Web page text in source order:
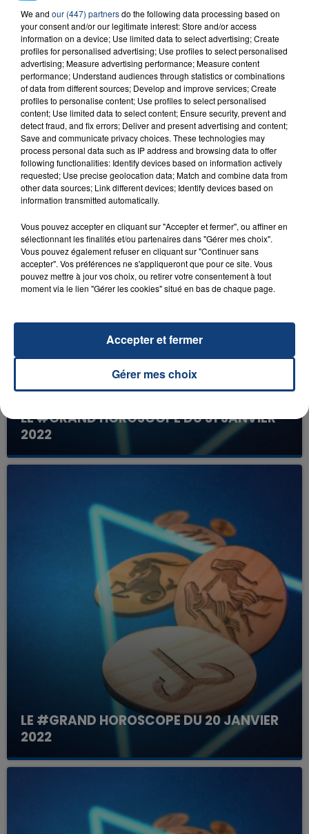
LE #GRAND HOROSCOPE DU 1ER FÉVRIER
2022
Votre horoscope du jour
LE #GRAND HOROSCOPE DU 31 JANVIER
2022
Votre horoscope du jour
LE #GRAND HOROSCOPE DU 20 JANVIER
2022
Votre horoscope du jour
We and our (447) partnersdo the following data processing based on
your consent and/or our legitimate interest: Store and/or access
information on a device; Use limited data to select advertising; Create
profiles for personalised advertising; Use profiles to select personalised
advertising; Measure advertising performance; Measure content
performance; Understand audiences through statistics or combinations
of data from different sources; Develop and improve services; Create
profiles to personalise content; Use profiles to select personalised
content; Use limited data to select content; Ensure security, prevent and
detect fraud, and fix errors; Deliver and present advertising and content;
Save and communicate privacy choices. These technologies may
process personal data such as IP address and browsing data to offer
following functionalities: Identify devices based on information actively
requested; Use precise geolocation data; Match and combine data from
other data sources; Link different devices; Identify devices based on
information transmitted automatically.
Vous pouvez accepter en cliquant sur "Accepter et fermer", ou affiner en
sélectionnant les finalités et/ou partenaires dans "Gérer mes choix".
Vous pouvez également refuser en cliquant sur "Continuer sans
accepter". Vos préférences ne s'appliqueront que pour ce site. Vous
pouvez mettre à jour vos choix, ou retirer votre consentement à tout
moment via le lien "Gérer les cookies" situé en bas de chaque page.
Gérer mes choix
Accepter et fermer